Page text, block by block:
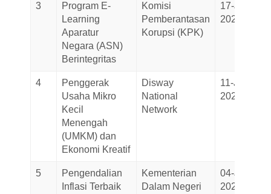
3
Program E-
Learning
Aparatur
Negara (ASN)
Berintegritas
Komisi
Pemberantasan
Korupsi (KPK)
17-June-
2026
4
Penggerak
Usaha Mikro
Kecil
Menengah
(UMKM) dan
Ekonomi Kreatif
Disway
National
Network
11-June-
2026
5
Pengendalian
Inflasi Terbaik
Kementerian
Dalam Negeri
04-June-
2026